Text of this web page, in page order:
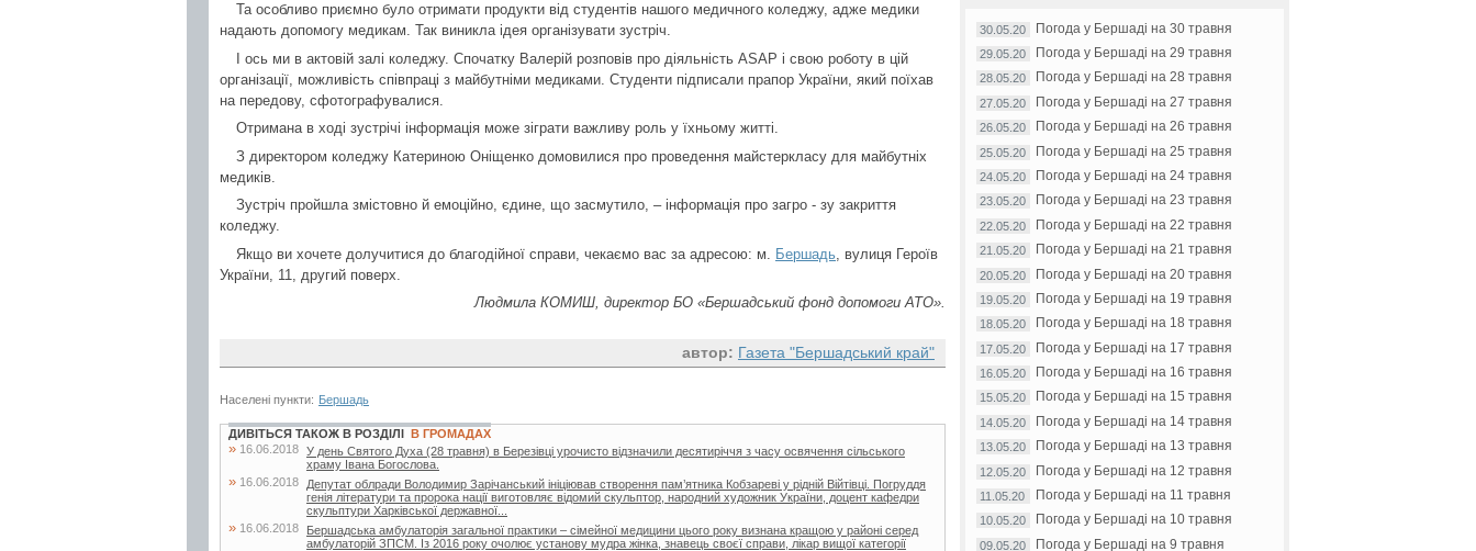
Та особливо приємно було отримати продукти від студентів нашого медичного коледжу, адже медики
надають допомогу медикам. Так виникла ідея організувати зустріч.
І ось ми в актовій залі коледжу. Спочатку Валерій розповів про діяльність АSAP і свою роботу в цій
організації, можливість співпраці з майбутніми медиками. Студенти підписали прапор України, який поїхав
на передову, сфотографувалися.
Отримана в ході зустрічі інформація може зіграти важливу роль у їхньому житті.
З директором коледжу Катериною Оніщенко домовилися про проведення майстеркласу для майбутніх
медиків.
Зустріч пройшла змістовно й емоційно, єдине, що засмутило, – інформація про загро - зу закриття
коледжу.
Якщо ви хочете долучитися до благодійної справи, чекаємо вас за адресою: м.
Бершадь , вулиця Героїв
України, 11, другий поверх.
Людмила КОМИШ, директор БО «Бершадський фонд допомоги АТО».
автор: Газета "Бершадський край"
Населені пункти: Бершадь
ДИВІТЬСЯ ТАКОЖ В РОЗДІЛІ В ГРОМАДАХ
» 16.06.2018 У день Святого Духа (28 травня) в Березівці урочисто відзначили десятиріччя з часу освячення сільського
храму Івана Богослова.
» 16.06.2018
Депутат облради Володимир Зарічанський ініціював створення пам’ятника Кобзареві у рідній Війтівці. Погруддя
генія літератури та пророка нації виготовляє відомий скульптор, народний художник України, доцент кафедри
скульптури Харківської державної...
» 16.06.2018
Бершадська амбулаторія загальної практики – сімейної медицини цього року визнана кращою у районі серед
амбулаторій ЗПСМ. Із 2016 року очолює установу мудра жінка, знавець своєї справи, лікар вищої категорії
30.05.20 Погода у Бершаді на 30 травня
29.05.20 Погода у Бершаді на 29 травня
28.05.20 Погода у Бершаді на 28 травня
27.05.20 Погода у Бершаді на 27 травня
26.05.20 Погода у Бершаді на 26 травня
25.05.20 Погода у Бершаді на 25 травня
24.05.20 Погода у Бершаді на 24 травня
23.05.20 Погода у Бершаді на 23 травня
22.05.20 Погода у Бершаді на 22 травня
21.05.20 Погода у Бершаді на 21 травня
20.05.20 Погода у Бершаді на 20 травня
19.05.20 Погода у Бершаді на 19 травня
18.05.20 Погода у Бершаді на 18 травня
17.05.20 Погода у Бершаді на 17 травня
16.05.20 Погода у Бершаді на 16 травня
15.05.20 Погода у Бершаді на 15 травня
14.05.20 Погода у Бершаді на 14 травня
13.05.20 Погода у Бершаді на 13 травня
12.05.20 Погода у Бершаді на 12 травня
11.05.20 Погода у Бершаді на 11 травня
10.05.20 Погода у Бершаді на 10 травня
09.05.20 Погода у Бершаді на 9 травня